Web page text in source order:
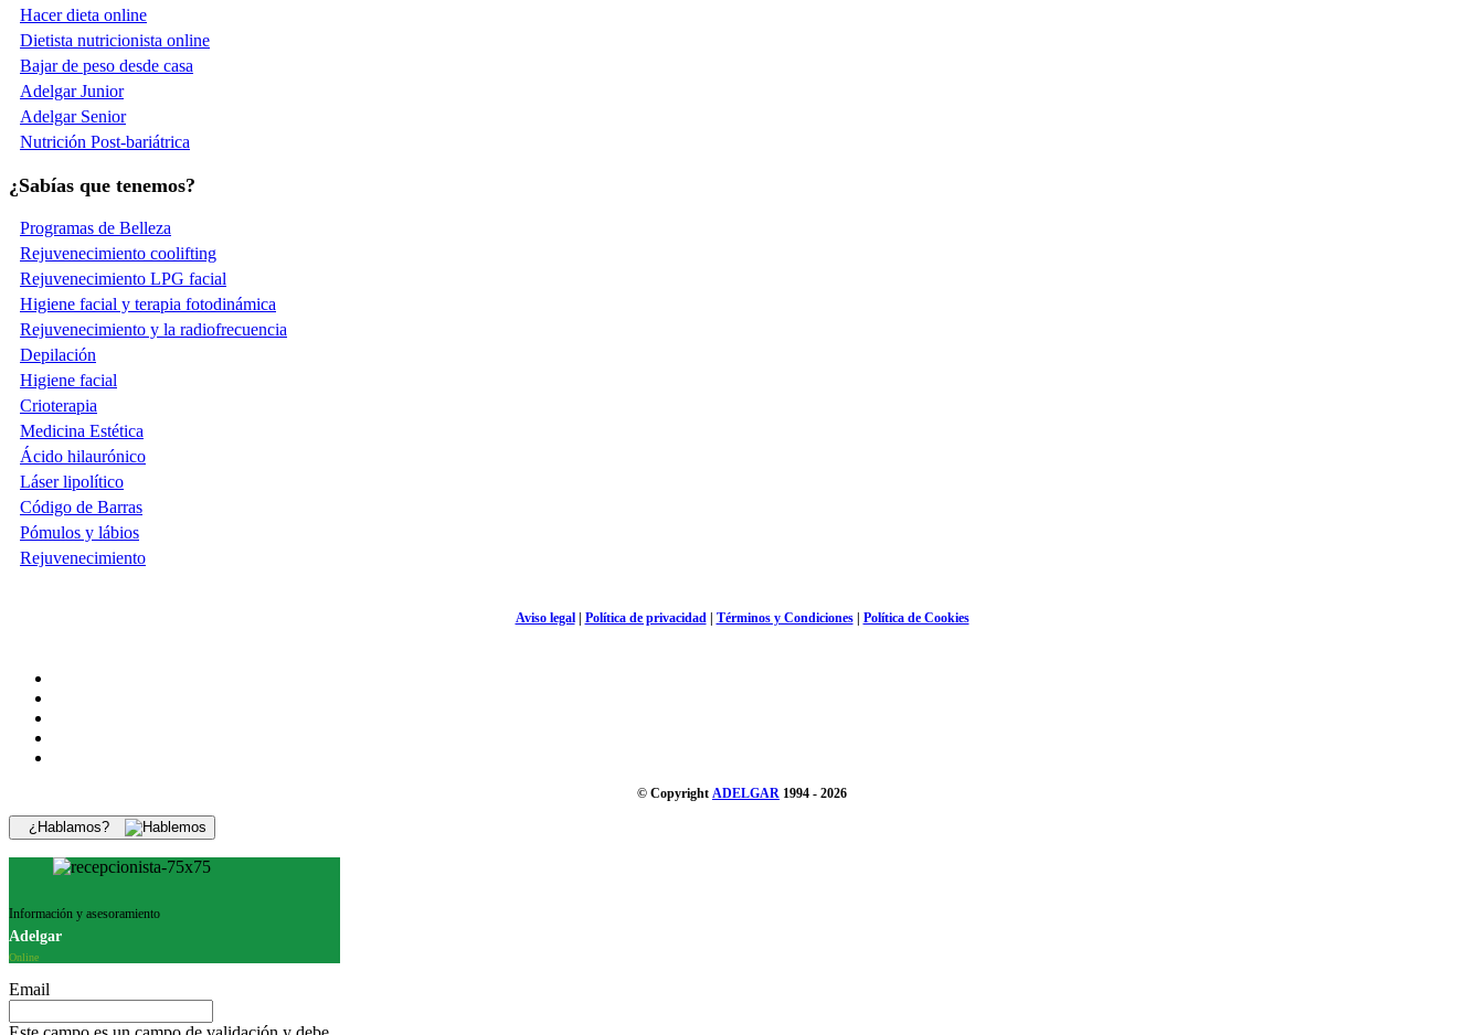
Hacer dieta online
Dietista nutricionista online
Bajar de peso desde casa
Adelgar Junior
Adelgar Senior
Nutrición Post-bariátrica
¿Sabías que tenemos?
Programas de Belleza
Rejuvenecimiento coolifting
Rejuvenecimiento LPG facial
Higiene facial y terapia fotodinámica
Rejuvenecimiento y la radiofrecuencia
Depilación
Higiene facial
Crioterapia
Medicina Estética
Ácido hilaurónico
Láser lipolítico
Código de Barras
Pómulos y lábios
Rejuvenecimiento
Aviso legal| Política de privacidad | Términos y Condiciones| Política de Cookies
© Copyright ADELGAR 1994 - 2026
¿Hablamos?
Información y asesoramiento
Adelgar
Online
Email